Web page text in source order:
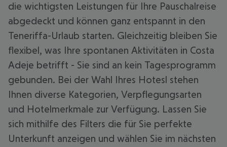
die wichtigsten Leistungen für Ihre Pauschalreise
abgedeckt und können ganz entspannt in den
Teneriffa-Urlaub starten. Gleichzeitig bleiben Sie
flexibel, was Ihre spontanen Aktivitäten in Costa
Adeje betrifft - Sie sind an kein Tagesprogramm
gebunden. Bei der Wahl Ihres Hotesl stehen
Ihnen diverse Kategorien, Verpflegungsarten
und Hotelmerkmale zur Verfügung. Lassen Sie
sich mithilfe des Filters die für Sie perfekte
Unterkunft anzeigen und wählen Sie im nächsten